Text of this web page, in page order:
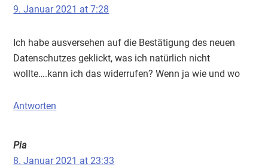
9. Januar 2021 at 7:28
Ich habe ausversehen auf die Bestätigung des neuen
Datenschutzes geklickt, was ich natürlich nicht
wollte….kann ich das widerrufen? Wenn ja wie und wo
Antworten
Pia
8. Januar 2021 at 23:33